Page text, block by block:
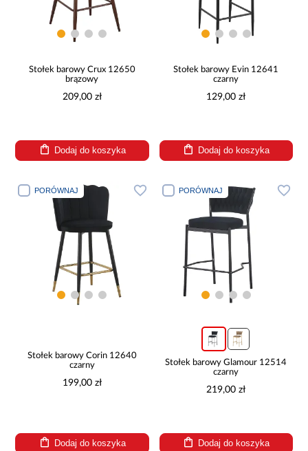
Stołek barowy Crux 12650
brązowy
209,00 zł
Dodaj do koszyka
Stołek barowy Evin 12641
czarny
129,00 zł
Dodaj do koszyka
PORÓWNAJ
Stołek barowy Corin 12640
czarny
199,00 zł
Dodaj do koszyka
PORÓWNAJ
Stołek barowy Glamour 12514
czarny
219,00 zł
Dodaj do koszyka